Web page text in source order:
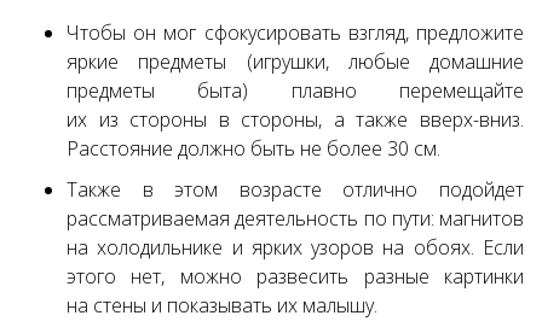
Чтобы он мог сфокусировать взгляд, предложите
яркие предметы (игрушки, любые домашние
предметы быта) плавно перемещайте
их из стороны в стороны, а также вверх-вниз.
Расстояние должно быть не более 30 см.
Также в этом возрасте отлично подойдет
рассматриваемая деятельность по пути: магнитов
на холодильнике и ярких узоров на обоях. Если
этого нет, можно развесить разные картинки
на стены и показывать их малышу.